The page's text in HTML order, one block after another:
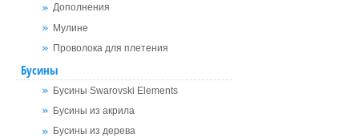
Дополнения
Мулине
Проволока для плетения
Бусины
Бусины Swarovski Elements
Бусины из акрила
Бусины из дерева